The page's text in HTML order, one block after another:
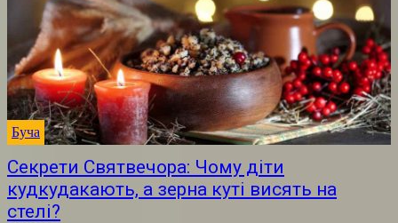
Буча
Секрети Святвечора: Чому діти
кудкудакають, а зерна куті висять на
стелі?